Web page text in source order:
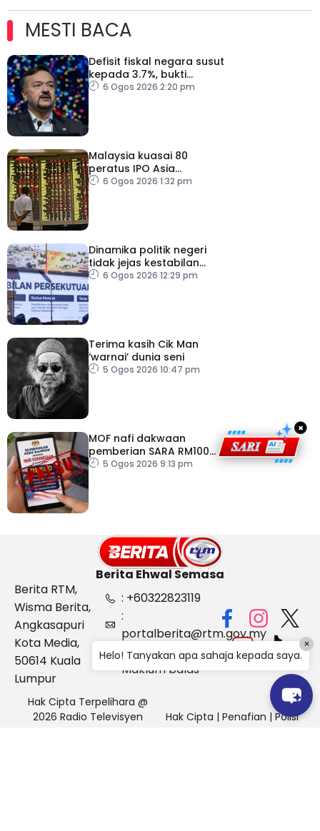
MESTI BACA
Defisit fiskal negara susut
kepada 3.7%, bukti
keyakinan pelabur masih
6 Ogos 2026 2:20 pm
Malaysia kuasai 80
peratus IPO Asia
Tenggara, kumpul AS$1.4
6 Ogos 2026 1:32 pm
Dinamika politik negeri
tidak jejas kestabilan
Kerajaan Perpaduan
6 Ogos 2026 12:29 pm
Terima kasih Cik Man
‘warnai’ dunia seni
5 Ogos 2026 10:47 pm
MOF nafi dakwaan
pemberian SARA RM100
sempena Hari
5 Ogos 2026 9:13 pm
×
Berita Ehwal Semasa
Berita RTM,
Wisma Berita,
Angkasapuri
Kota Media,
50614 Kuala
Lumpur
: +60322823119
:
portalberita@rtm.gov.my
: Aduan &
Maklum balas
Hak Cipta Terpelihara @
2026 Radio Televisyen
Hak Cipta | Penafian | Polisi
Helo! Tanyakan apa sahaja kepada saya.
×